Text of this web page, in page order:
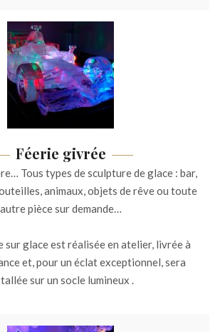
Féerie givrée
Tous types de sculpture de glace : bar,
animaux, objets de rêve ou toute
autre pièce sur demande…
sur glace est réalisée en atelier, livrée à
et, pour un éclat exceptionnel, sera
sur un socle lumineux .